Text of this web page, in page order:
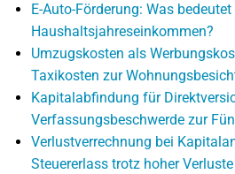
E-Auto-Förderung: Was
Haushaltsjahreseinkommen?
Umzugskosten als
Taxikosten zur
Kapitalabfindung für
Verfassungsbeschwerde zur
Verlustverrechnung bei
Steuererlass trotz hoher